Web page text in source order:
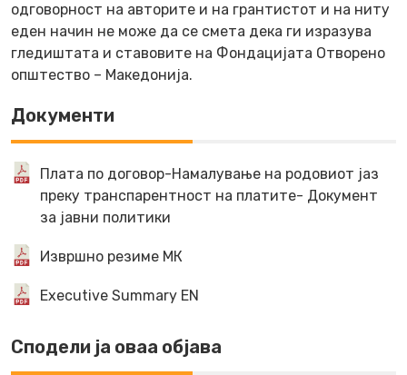
одговорност на авторите и на грантистот и на ниту
еден начин не може да се смета дека ги изразува
гледиштата и ставовите на Фондацијата Отворено
општество – Македонија.
Документи
Плата по договор-Намалување на родовиот јаз
преку транспарентност на платите- Документ
за јавни политики
Извршно резиме МК
Executive Summary EN
Сподели ја оваа објава